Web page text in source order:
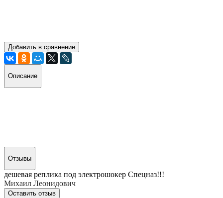
Добавить в сравнение
Описание
Отзывы
дешевая реплика под электрошокер Спецназ!!!
Михаил Леонидович
Оставить отзыв